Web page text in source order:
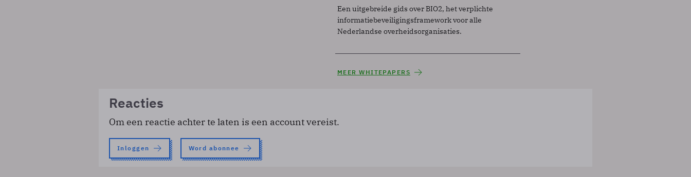
Een uitgebreide gids over BIO2, het verplichte
informatiebeveiligingsframework voor alle
Nederlandse overheidsorganisaties.
MEER WHITEPAPERS
Reacties
Om een reactie achter te laten is een account vereist.
Inloggen Word abonnee